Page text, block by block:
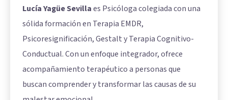
Lucía Yagüe Sevillaes Psicóloga colegiada con una
sólida formación en Terapia EMDR,
Psicoresignificación, Gestalt y Terapia Cognitivo-
Conductual. Con un enfoque integrador, ofrece
acompañamiento terapéutico a personas que
buscan comprender y transformar las causas de su